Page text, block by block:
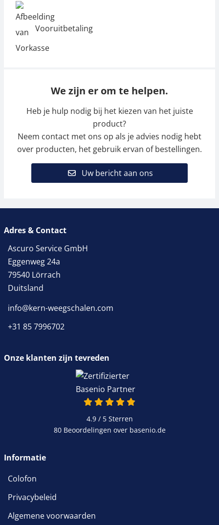
Vooruitbetaling
We zijn er om te helpen.
Heb je hulp nodig bij het kiezen van het juiste
product?
Neem contact met ons op als je advies nodig hebt
over producten, het gebruik ervan of bestellingen.
Uw bericht aan ons
Adres & Contact
Ascuro Service GmbH
Eggenweg 24a
79540 Lörrach
Duitsland
info@kern-weegschalen.com
+31 85 7996702
Onze klanten zijn tevreden
4.9 van 5
4.9 / 5Sterren
80 Beoordelingen over basenio.de
Informatie
Colofon
Privacybeleid
Algemene voorwaarden